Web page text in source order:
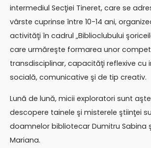
intermediul Secţiei Tineret, care se
vârste cuprinse între 10-14 ani,
activităţi în cadrul „Biblioclubului
care urmăreşte formarea unor
transdisciplinar, capacităţi reflexive cu
socială, comunicative şi de tip creativ.
Lună de lună, micii exploratori sunt
descopere tainele şi misterele ştiinţei
doamnelor bibliotecar Dumitru Sabina
Mariana.